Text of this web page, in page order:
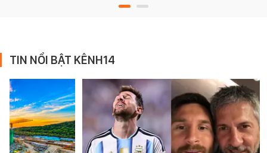
TIN NỔI BẬT KÊNH14